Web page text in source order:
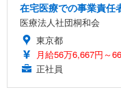
在宅医療での事業責任
医療法人社団桐和会
東京都
月給56万6,667円～
正社員